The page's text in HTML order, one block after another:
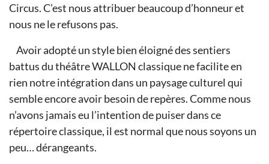
Circus. C’est nous attribuer beaucoup d’honneur et
nous ne le refusons pas.
Avoir adopté un style bien éloigné des sentiers
battus du théâtre WALLON classique ne facilite en
rien notre intégration dans un paysage culturel qui
semble encore avoir besoin de repères. Comme nous
n’avons jamais eu l’intention de puiser dans ce
répertoire classique, il est normal que nous soyons un
peu… dérangeants.